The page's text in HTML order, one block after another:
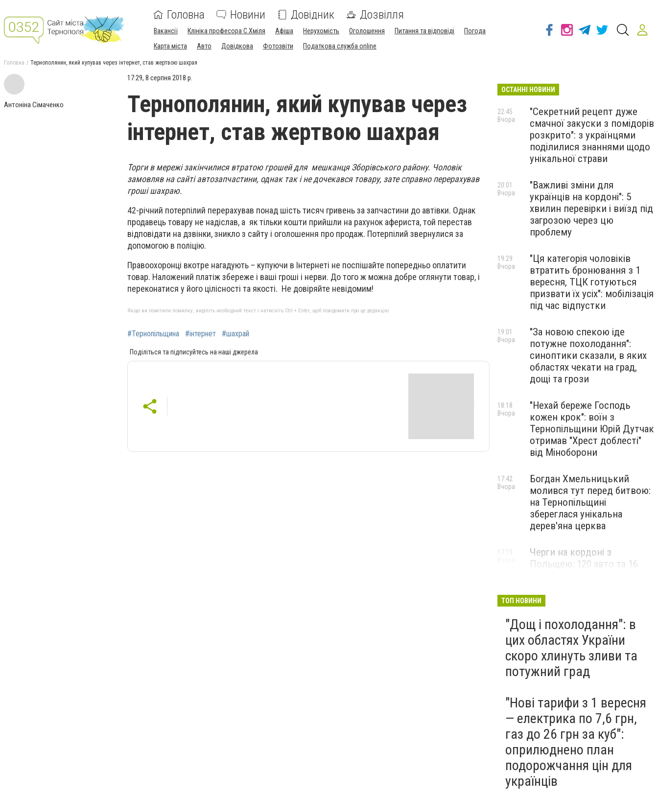
Головна Новини Довідник Дозвілля
Вакансії Клініка професора С.Хміля Афіша Нерухомість Оголошення Питання та відповіді
Погода
Карта міста
Авто Довідкова Фотозвіти Податкова служба online
Головна Тернополянин, який купував через інтернет, став жертвою шахрая
Антоніна Сімаченко
17:29, 8 серпня 2018 р.
Тернополянин, який купував через
інтернет, став жертвою шахрая
Торги в мережі закінчилися втратою грошей для мешканця Зборівського району. Чоловік
замовляв на сайті автозапчастини, однак так і не дочекався товару, зате справно перерахував
гроші шахраю.
42-річний потерпілий перерахував понад шість тисяч гривень за запчастини до автівки. Однак
продавець товару не надіслав, а як тільки кошти прийшли на рахунок афериста, той перестав
відповідати на дзвінки, зникло з сайту і оголошення про продаж. Потерпілий звернулися за
допомогою в поліцію.
Правоохоронці вкотре нагадують – купуючи в Інтернеті не поспішайте попередньо оплатити
товар. Наложений платіж збереже і ваші гроші і нерви. До того ж можна добре оглянути товар, і
переконатися у його цілісності та якості. Не довіряйте невідомим!
Якщо ви помітили помилку, виділіть необхідний текст і натисніть Ctrl + Enter, щоб повідомити про це редакцію
#Тернопільщина #інтернет #шахрай
Поділіться та підписуйтесь на наші джерела
ОСТАННІ НОВИНИ
"Секретний рецепт дуже
смачної закуски з помідорів
розкрито": з українцями
поділилися знаннями щодо
унікальної страви
22:45
Вчора
"Важливі зміни для
українців на кордоні": 5
хвилин перевірки і виїзд під
загрозою через цю
проблему
20:01
Вчора
"Ця категорія чоловіків
втратить бронювання з 1
вересня, ТЦК готуються
призвати їх усіх": мобілізація
під час відпустки
19:29
Вчора
"За новою спекою іде
потужне похолодання":
синоптики сказали, в яких
областях чекати на град,
дощі та грози
19:01
Вчора
"Нехай береже Господь
кожен крок": воїн з
Тернопільщини Юрій Дутчак
отримав "Хрест доблесті"
від Міноборони
18:18
Вчора
Богдан Хмельницький
молився тут перед битвою:
на Тернопільщині
збереглася унікальна
дерев'яна церква
17:42
Вчора
Черги на кордоні з
Польщею: 120 авто та 16
вільніше
17:19
З 1 вересня школярів
очікують зміни: в Україні
оновили правила навчання
для учнів
15:07
Вчора
ТОП НОВИНИ
"Дощ і похолодання": в
цих областях України
скоро хлинуть зливи та
потужний град
"Нові тарифи з 1 вересня
— електрика по 7,6 грн,
газ до 26 грн за куб":
оприлюднено план
подорожчання цін для
українців